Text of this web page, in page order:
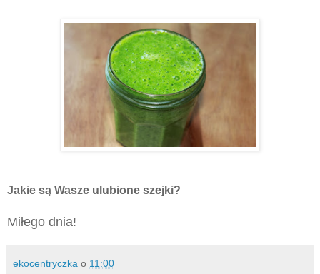
Jakie są Wasze ulubione szejki?
Miłego dnia!
ekocentryczka o 11:00